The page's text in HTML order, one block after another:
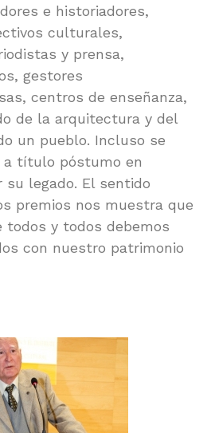
e historiadores,
culturales,
y prensa,
gestores
centros de enseñanza,
de la arquitectura y del
un pueblo. Incluso se
a título póstumo en
su legado. El sentido
premios nos muestra que
todos y todos debemos
con nuestro patrimonio